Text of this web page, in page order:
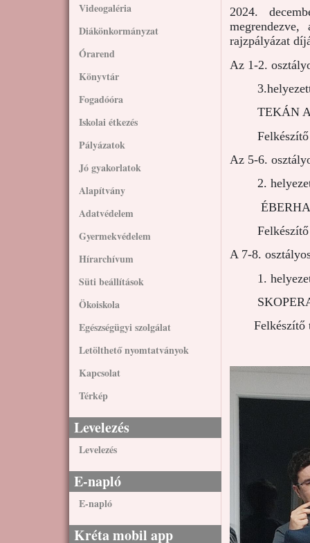
Videogaléria
Diákönkormányzat
Órarend
Könyvtár
Fogadóóra
Iskolai étkezés
Pályázatok
Jó gyakorlatok
Alapítvány
Adatvédelem
Gyermekvédelem
Hírarchívum
Süti beállítások
Ökoiskola
Egészségügyi szolgálat
Letölthető nyomtatványok
Kapcsolat
Térkép
Levelezés
Levelezés
E-napló
E-napló
Kréta mobil app
2024.
rajzpályázat
Az 1-2.
TEKÁN
Felkészítő
Az 5-6.
2.
Felkészítő
A 7-8.
1.
SKOPERA
Felkészítő